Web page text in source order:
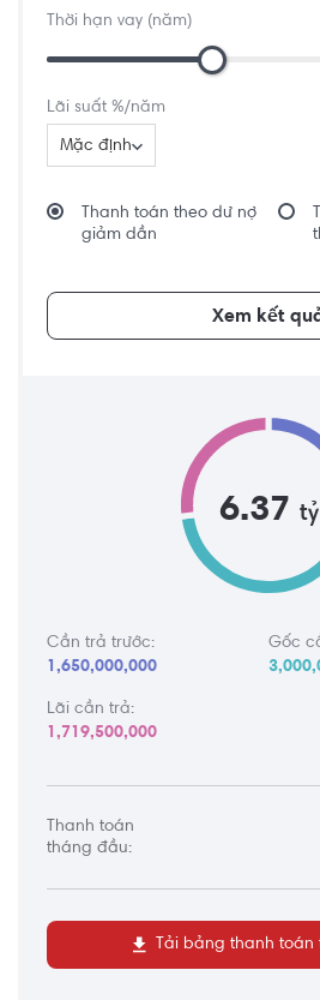
Thời hạn vay (năm)
Lãi suất %/năm
Mặc định
Thanh toán theo dư nợ
giảm dần
Xem kết
6.37 tỷ
Cần trả trước:
1,650,000,000
Gốc
Lãi cần trả:
1,719,500,000
Thanh toán
tháng đầu:
Tải bảng thanh toán